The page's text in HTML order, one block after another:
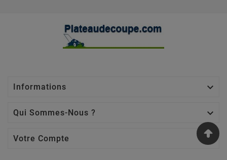
Informations 
Qui Sommes-Nous ? 
Votre Compte 